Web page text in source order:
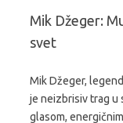
Mik Džeger:
svet
Mik Džeger,
je neizbrisiv trag u
glasom,